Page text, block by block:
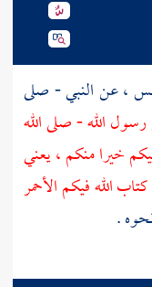
، عن النبي - صلى
الله - صلى الله
خيرا منكم ، يعني
الله فيكم الأحمر
.